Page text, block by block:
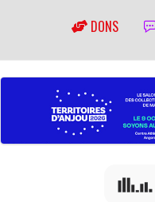
DONS